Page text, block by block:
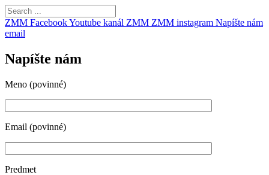
ZMM FacebookYoutube kanál ZMM ZMM instagram Napíšte nám
email
Napíšte nám
Meno (povinné)
Email (povinné)
Predmet